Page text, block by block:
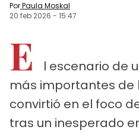
PorPaula Moskal
20 feb 2026 - 15:47
E
l escenario de
más importantes de
convirtió en el foco
tras un inesperado